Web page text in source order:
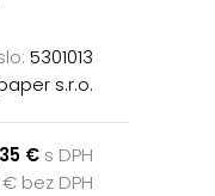
5301013
s.r.o.
€ s DPH
€ bez DPH